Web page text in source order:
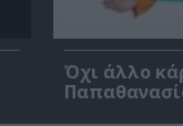
Όχι άλλο